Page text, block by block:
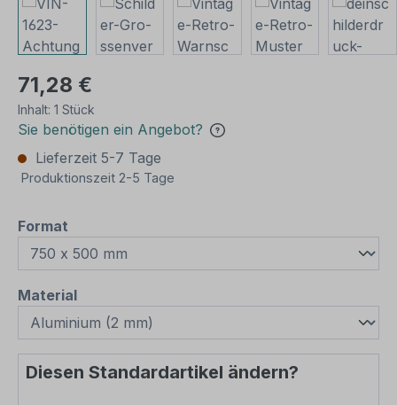
71,28 €
Inhalt: 1 Stück
Sie benötigen ein Angebot?
Lieferzeit 5-7 Tage
Produktionszeit 2-5 Tage
Format
Materialauswählen
Diesen Standardartikel ändern?